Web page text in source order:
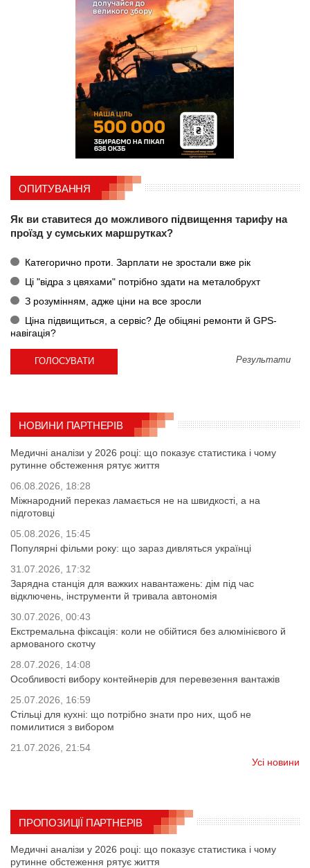
ОПИТУВАННЯ
Як ви ставитеся до можливого підвищення тарифу на
проїзд у сумських маршрутках?
Категорично проти. Зарплати не зростали вже рік
Ці "відра з цвяхами" потрібно здати на металобрухт
З розумінням, адже ціни на все зросли
Ціна підвищиться, а сервіс? Де обіцяні ремонти й GPS-
навігація?
Результати
НОВИНИ ПАРТНЕРІВ
Медичні аналізи у 2026 році: що показує статистика і чому
рутинне обстеження рятує життя
06.08.2026, 18:28
Міжнародний переказ ламається не на швидкості, а на
підготовці
05.08.2026, 15:45
Популярні фільми року: що зараз дивляться українці
31.07.2026, 17:32
Зарядна станція для важких навантажень: дім під час
відключень, інструменти й тривала автономія
30.07.2026, 00:43
Екстремальна фіксація: коли не обійтися без алюмінієвого й
армованого скотчу
28.07.2026, 14:08
Особливості вибору контейнерів для перевезення вантажів
25.07.2026, 16:59
Стільці для кухні: що потрібно знати про них, щоб не
помилитися з вибором
21.07.2026, 21:54
Усі новини
ПРОПОЗИЦІЇ ПАРТНЕРІВ
Медичні аналізи у 2026 році: що показує статистика і чому
рутинне обстеження рятує життя